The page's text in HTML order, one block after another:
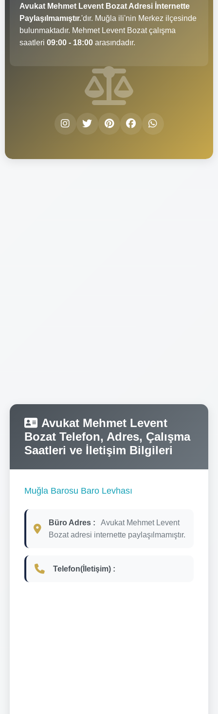
Avukat Mehmet Levent Bozat Adresi İnternette
Paylaşılmamıştır.'dır. Muğla ili'nin Merkez ilçesinde
bulunmaktadır. Mehmet Levent Bozat çalışma
saatleri 09:00 - 18:00 arasındadır.
Avukat Mehmet Levent
Bozat Telefon, Adres, Çalışma
Saatleri ve İletişim Bilgileri
Muğla Barosu Baro Levhası
Büro Adres :
Avukat Mehmet Levent
Bozat adresi internette paylaşılmamıştır.
Telefon(İletişim) :